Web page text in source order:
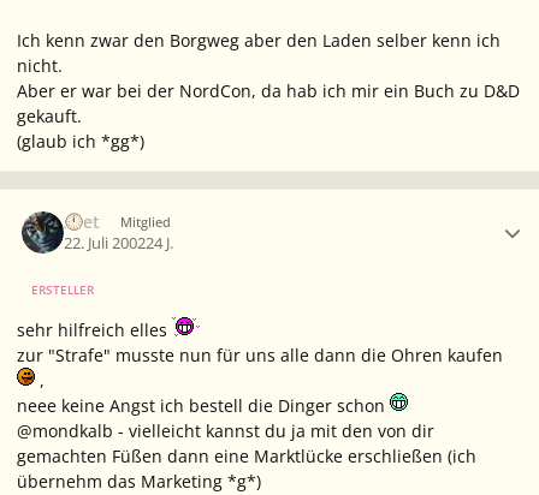
Ich kenn zwar den Borgweg aber den Laden selber kenn ich
nicht.
Aber er war bei der NordCon, da hab ich mir ein Buch zu D&D
gekauft.
(glaub ich *gg*)
Aset Mitglied
22. Juli 200224 J.
ERSTELLER
sehr hilfreich elles
zur "Strafe" musste nun für uns alle dann die Ohren kaufen
,
neee keine Angst ich bestell die Dinger schon
@mondkalb - vielleicht kannst du ja mit den von dir
gemachten Füßen dann eine Marktlücke erschließen (ich
übernehm das Marketing *g*)